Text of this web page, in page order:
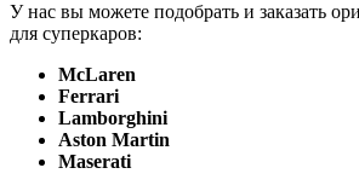
У нас вы можете подобрать и заказать
для суперкаров:
McLaren
Ferrari
Lamborghini
Aston Martin
Maserati